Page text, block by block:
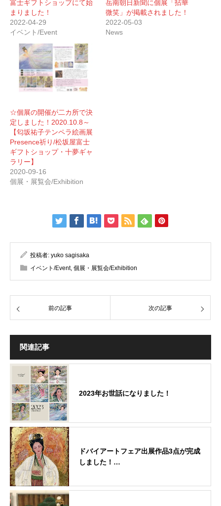
富士ギフトショップにて始
まりました！
2022-04-29
イベント/Event
岳南朝日新聞に個展「拈華
微笑」が掲載されました！
2022-05-03
News
☆個展の開催が二カ所で決
定しました！2020.10.8～
【匂坂祐子テンペラ絵画展
Presence祈り/松坂屋富士
ギフトショップ・十夢ギャ
ラリー】
2020-09-16
個展・展覧会/Exhibition
投稿者: yuko sagisaka
イベント/Event, 個展・展覧会/Exhibition
前の記事 次の記事
関連記事
2023年お世話になりました！
ドバイアートフェア出展作品3点が完成
しました！…